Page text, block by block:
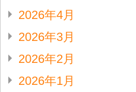
2026年4月
2026年3月
2026年2月
2026年1月